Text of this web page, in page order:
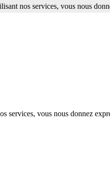
services, vous nous donnez
nos services, vous nous